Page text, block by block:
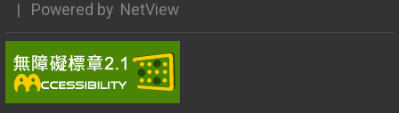
| Powered by NetView